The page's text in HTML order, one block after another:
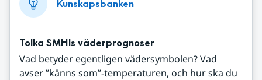
Kunskapsbanken
Tolka SMHIs väderprognoser
Vad betyder egentligen vädersymbolen? Vad
avser ”känns som”-temperaturen, och hur ska du